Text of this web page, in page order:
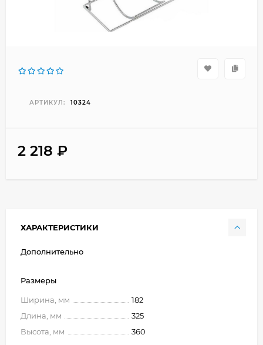
АРТИКУЛ: 10324
2 218 ₽
ХАРАКТЕРИСТИКИ
Дополнительно
Размеры
Ширина, мм
182
Длина, мм
325
Высота, мм
360